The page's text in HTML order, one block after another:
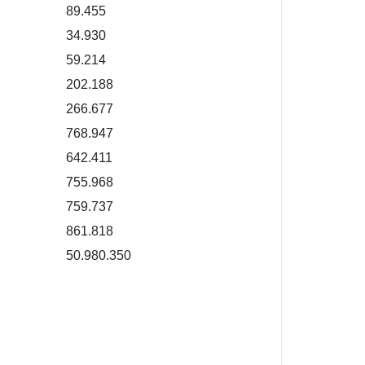
89.455
34.930
59.214
202.188
266.677
768.947
642.411
755.968
759.737
861.818
50.980.350